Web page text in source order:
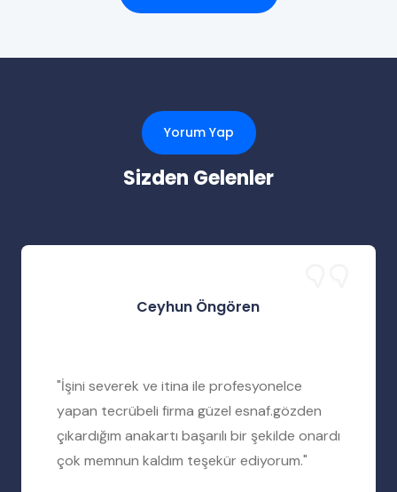
Yorum Yap
Sizden Gelenler
Ceyhun Öngören
"İşini severek ve itina ile profesyonelce
yapan tecrübeli firma güzel esnaf.gözden
çıkardığım anakartı başarılı bir şekilde onardı
çok memnun kaldım teşekür ediyorum."